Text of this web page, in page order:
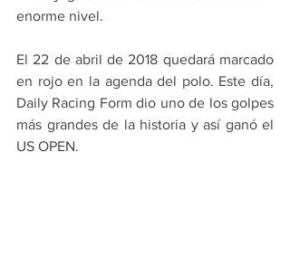
enorme nivel.
El 22 de abril de 2018 quedará marcado
en rojo en la agenda del polo. Este día,
Daily Racing Form dio uno de los golpes
más grandes de la historia y así ganó el
US OPEN.